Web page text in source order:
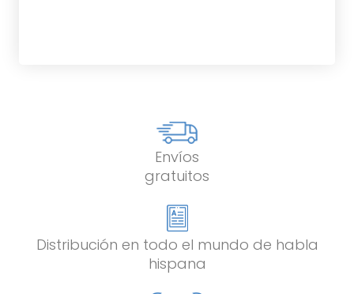
Envíos
gratuitos
Distribución en todo el mundo de habla
hispana